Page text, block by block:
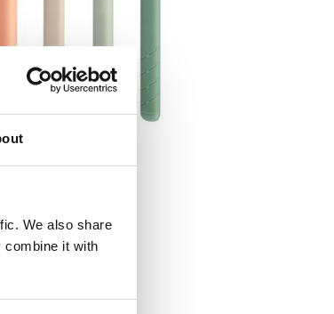
We also share
combine it with